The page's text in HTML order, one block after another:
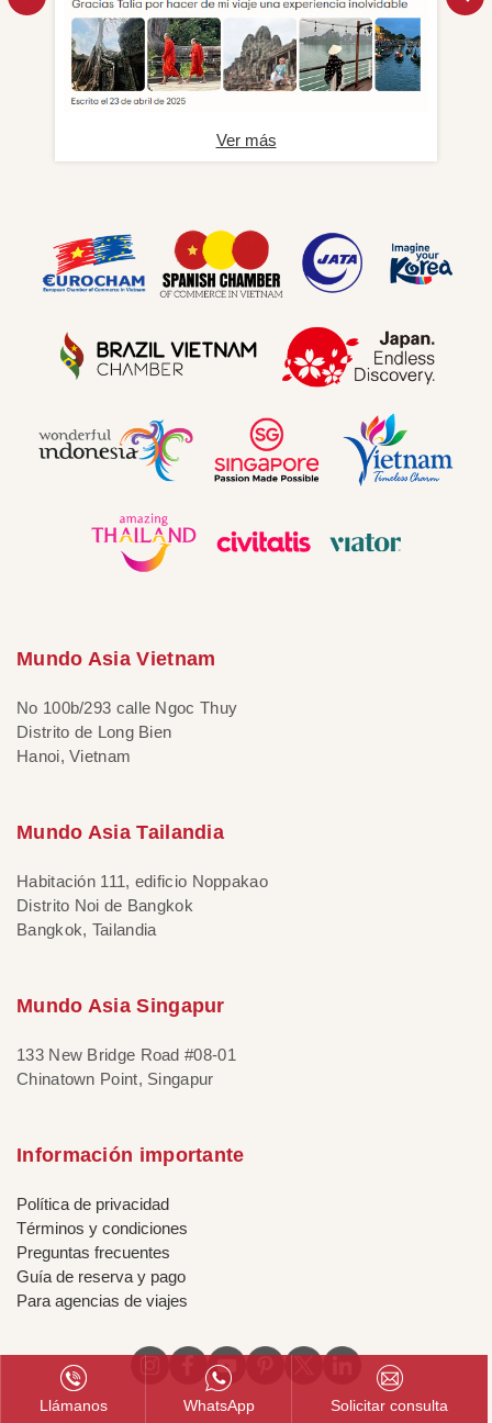
Ver más
Mundo Asia Vietnam
No 100b/293 calle Ngoc Thuy
Distrito de Long Bien
Hanoi, Vietnam
Mundo Asia Tailandia
Habitación 111, edificio Noppakao
Distrito Noi de Bangkok
Bangkok, Tailandia
Mundo Asia Singapur
133 New Bridge Road #08-01
Chinatown Point, Singapur
Información importante
Política de privacidad
Términos y condiciones
Preguntas frecuentes
Guía de reserva y pago
Para agencias de viajes
Llámanos WhatsApp Solicitar consulta